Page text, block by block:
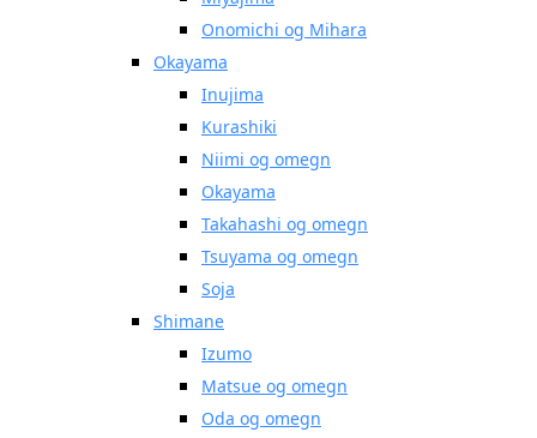
Onomichi og Mihara
Okayama
Inujima
Kurashiki
Niimi og omegn
Okayama
Takahashi og omegn
Tsuyama og omegn
Soja
Shimane
Izumo
Matsue og omegn
Oda og omegn